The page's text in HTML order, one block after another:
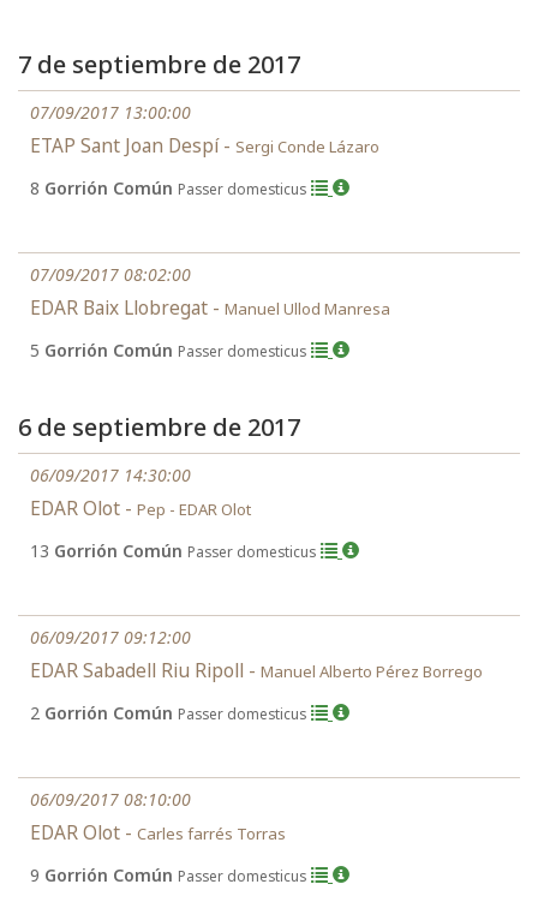
7 de septiembre de 2017
07/09/2017 13:00:00
ETAP Sant Joan Despí - Sergi Conde Lázaro
8 Gorrión Común Passer domesticus
07/09/2017 08:02:00
EDAR Baix Llobregat - Manuel Ullod Manresa
5 Gorrión Común Passer domesticus
6 de septiembre de 2017
06/09/2017 14:30:00
EDAR Olot - Pep - EDAR Olot
13 Gorrión Común Passer domesticus
06/09/2017 09:12:00
EDAR Sabadell Riu Ripoll - Manuel Alberto Pérez Borrego
2 Gorrión Común Passer domesticus
06/09/2017 08:10:00
EDAR Olot - Carles farrés Torras
9 Gorrión Común Passer domesticus